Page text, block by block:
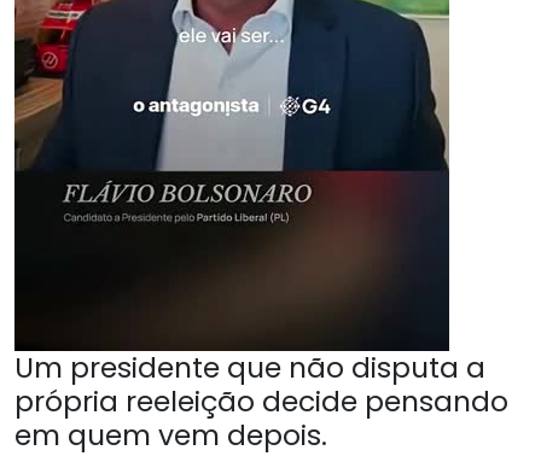
Um presidente que não disputa a
própria reeleição decide pensando
em quem vem depois.